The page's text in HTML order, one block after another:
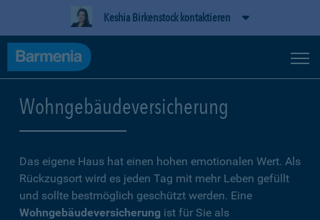
Keshia Birkenstock kontaktieren
Wohngebäudeversicherung
Das eigene Haus hat einen hohen emotionalen Wert. Als
Rückzugsort wird es jeden Tag mit mehr Leben gefüllt
und sollte bestmöglich geschützt werden. Eine
Wohngebäudeversicherung ist für Sie als